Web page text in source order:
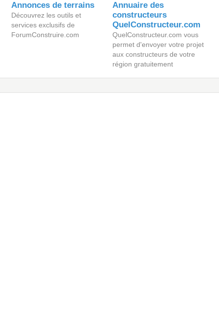
Annonces de terrains
Découvrez les outils et
services exclusifs de
ForumConstruire.com
Annuaire des
constructeurs
QuelConstructeur.com
QuelConstructeur.com vous
permet d'envoyer votre projet
aux constructeurs de votre
région gratuitement